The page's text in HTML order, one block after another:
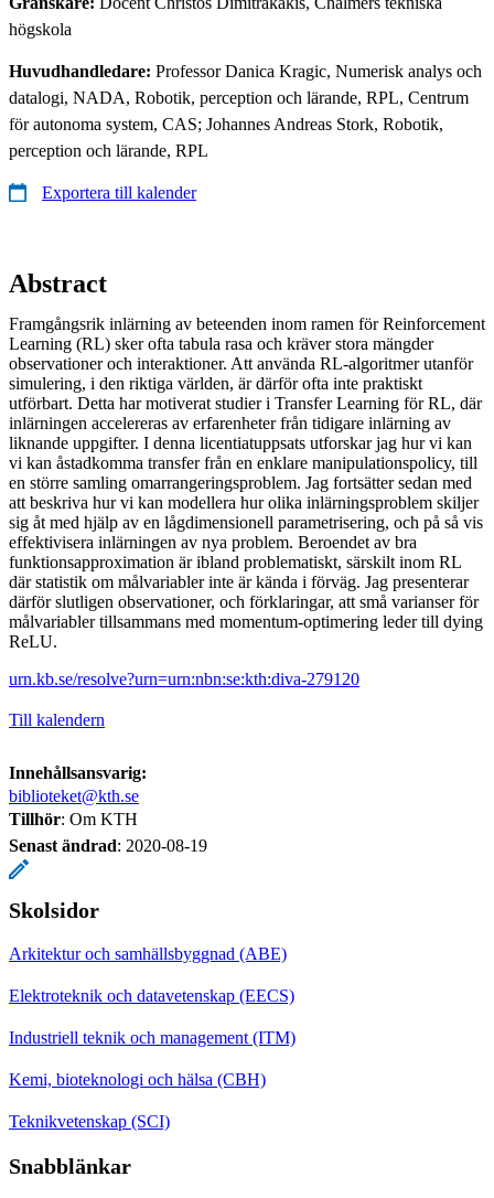
högskola
Huvudhandledare: Professor Danica Kragic, Numerisk analys och
datalogi, NADA, Robotik, perception och lärande, RPL, Centrum
för autonoma system, CAS; Johannes Andreas Stork, Robotik,
perception och lärande, RPL
Exportera till kalender
Abstract
Framgångsrik inlärning av beteenden inom ramen för Reinforcement
Learning (RL) sker ofta tabula rasa och kräver stora mängder
observationer och interaktioner. Att använda RL-algoritmer utanför
simulering, i den riktiga världen, är därför ofta inte praktiskt
utförbart. Detta har motiverat studier i Transfer Learning för RL, där
inlärningen accelereras av erfarenheter från tidigare inlärning av
liknande uppgifter. I denna licentiatuppsats utforskar jag hur vi kan
vi kan åstadkomma transfer från en enklare manipulationspolicy, till
en större samling omarrangeringsproblem. Jag fortsätter sedan med
att beskriva hur vi kan modellera hur olika inlärningsproblem skiljer
sig åt med hjälp av en lågdimensionell parametrisering, och på så vis
effektivisera inlärningen av nya problem. Beroendet av bra
funktionsapproximation är ibland problematiskt, särskilt inom RL
där statistik om målvariabler inte är kända i förväg. Jag presenterar
därför slutligen observationer, och förklaringar, att små varianser för
målvariabler tillsammans med momentum-optimering leder till dying
ReLU.
urn.kb.se/resolve?urn=urn:nbn:se:kth:diva-279120
Till kalendern
Innehållsansvarig:
biblioteket@kth.se
Tillhör: Om KTH
Senast ändrad: 2020-08-19
Skolsidor
Arkitektur och samhällsbyggnad (ABE)
Elektroteknik och datavetenskap (EECS)
Industriell teknik och management (ITM)
Kemi, bioteknologi och hälsa (CBH)
Teknikvetenskap (SCI)
Snabblänkar